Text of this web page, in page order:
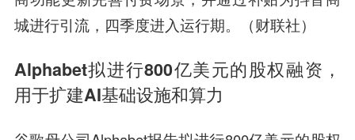
城进行引流，四季度进入运行期。（财联社）
Alphabet拟进行800亿美元的股权融资，
用于扩建AI基础设施和算力